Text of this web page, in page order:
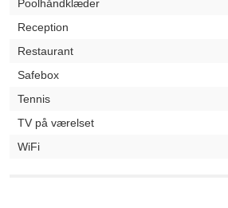
Poolhåndklæder
Reception
Restaurant
Safebox
Tennis
TV på værelset
WiFi